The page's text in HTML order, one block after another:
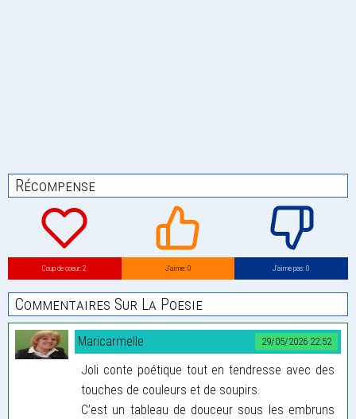
Récompense
Coup de coeur: 2 J’aime: 0 J’aime pas: 0
Commentaires Sur La Poesie
29/05/2026 22:52
Maricarmelle
Joli conte poétique tout en tendresse avec des
touches de couleurs et de soupirs.
C’est un tableau de douceur sous les embruns